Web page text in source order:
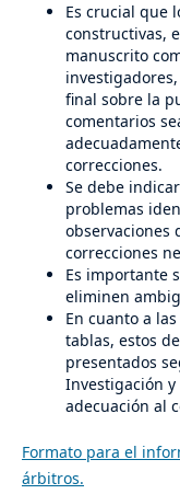
Es crucial que
constructivas,
manuscrito
final sobre la
comentarios
correcciones.
Se debe
problemas
observaciones
correcciones
Es importante
eliminen
En cuanto a
tablas, estos
presentados
Investigación
adecuación al
Formato para el
árbitros.